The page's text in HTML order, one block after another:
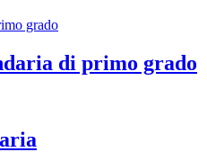
di primo grado